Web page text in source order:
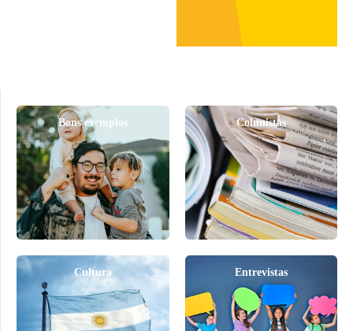
Bons exemplos Colunistas
Cultura Entrevistas